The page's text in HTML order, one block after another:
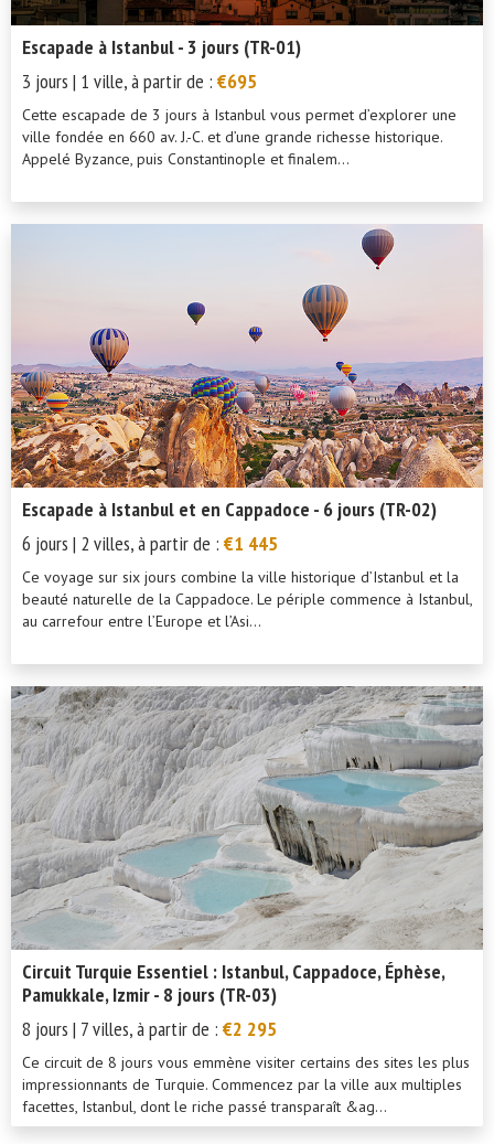
Escapade à Istanbul - 3 jours (TR-01)
3 jours | 1 ville, à partir de :€695
Cette escapade de 3 jours à Istanbul vous permet d’explorer une
ville fondée en 660 av. J.-C. et d’une grande richesse historique.
Appelé Byzance, puis Constantinople et finalem...
Escapade à Istanbul et en Cappadoce - 6 jours (TR-02)
6 jours | 2 villes, à partir de :€1 445
Ce voyage sur six jours combine la ville historique d’Istanbul et la
beauté naturelle de la Cappadoce. Le périple commence à Istanbul,
au carrefour entre l’Europe et l’Asi...
Circuit Turquie Essentiel : Istanbul, Cappadoce, Éphèse,
Pamukkale, Izmir - 8 jours (TR-03)
8 jours | 7 villes, à partir de :€2 295
Ce circuit de 8 jours vous emmène visiter certains des sites les plus
impressionnants de Turquie. Commencez par la ville aux multiples
facettes, Istanbul, dont le riche passé transparaît &ag...